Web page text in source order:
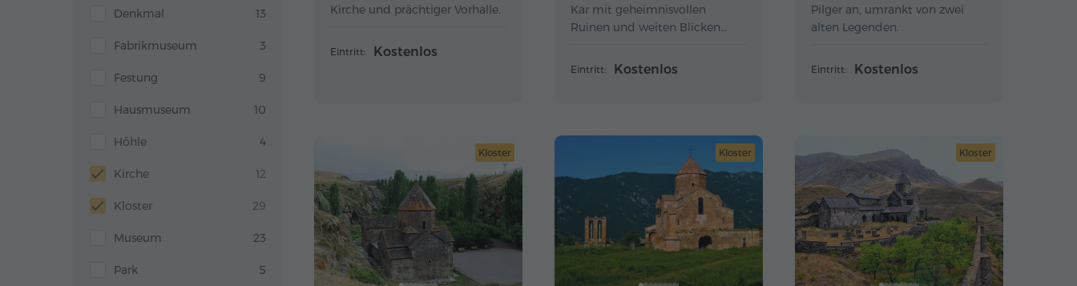
Denkmal 13
Fabrikmuseum 3
Festung 9
Hausmuseum 10
Höhle 4
Kirche 12
Kloster 29
Museum 23
Park 5
Kirche und prächtiger Vorhalle.
Eintritt: Kostenlos
Kar mit geheimnisvollen
Ruinen und weiten Blicken
Eintritt: Kostenlos
Pilger an, umrankt von zwei
alten Legenden.
Eintritt: Kostenlos
Kloster Kloster Kloster